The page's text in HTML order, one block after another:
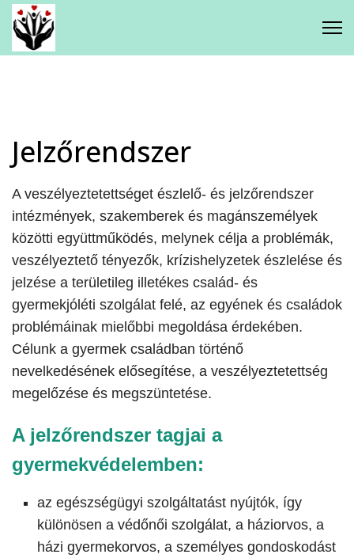
Központ
Foglalkoztató Napközi
Szolgálat
Mikkamakka Integratív Családi
Játéktár
Jelzőrendszer
A veszélyeztetettséget észlelő- és jelzőrendszer
intézmények, szakemberek és magánszemélyek
közötti együttműködés, melynek célja a problémák,
veszélyeztető tényezők, krízishelyzetek észlelése és
jelzése a területileg illetékes család- és
gyermekjóléti szolgálat felé, az egyének és családok
problémáinak mielőbbi megoldása érdekében.
Célunk a gyermek családban történő
nevelkedésének elősegítése, a veszélyeztetettség
megelőzése és megszüntetése.
A jelzőrendszer tagjai a
gyermekvédelemben:
az egészségügyi szolgáltatást nyújtók, így
különösen a védőnői szolgálat, a háziorvos, a
házi gyermekorvos, a személyes gondoskodást